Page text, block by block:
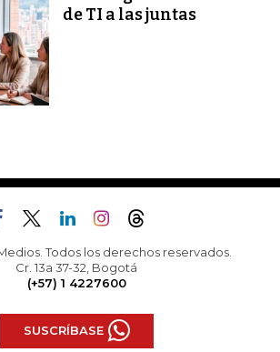
de TI a las juntas
Todos los derechos reservados.
Cr. 13a 37-32, Bogotá
(+57) 1 4227600
SUSCRÍBASE